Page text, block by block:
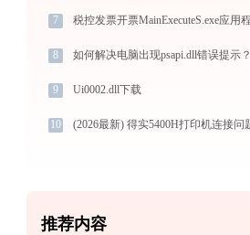
7
8 如何解决电脑出现psapi.dll错误提示？
9 Ui0002.dll下载
10
推荐内容